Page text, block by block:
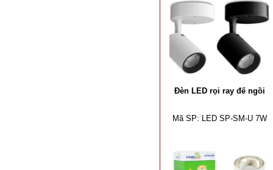
Đèn LED rọi ray đế ngồi
Mã SP: LED SP-SM-U 7W